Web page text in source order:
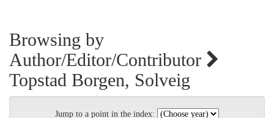
Browsing by
Author/Editor/Contributor
Topstad Borgen, Solveig
Jump to a point in the index: